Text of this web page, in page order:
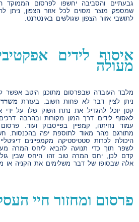
גבעתיים והסביבה יחשפו לפרסום
שמספק מוצר מסוים לכל אזור הצפון, ניתן
לתושבי אזור הצפון שגולשים באינטרנט.
איסוף לידים
מעולה
מלבד העובדה שבפרסום מתוכנן היטב אפשר
ניתן לציין דבר לא פחות חשוב. בעזרת
קטן יוכל להגדיל את נתח השוק שלו על ידי
לאסוף לידים דרך המון מקורות ובהרבה
עמוד נחיתה, קמפיין בפייסבוק ועוד.
מתורגם מהר מאוד לתוספת יפה בהכנסות.
היכולת לכרות סטטיסטיקה מקמפיינים
לשפר תוך כדי תנועה להביא ליחס המרה
קדם לכן, יחס המרה טוב זהו היחס שבין
אלה שבסופו של דבר משלימים את הקניה או
פרסום ומחזור חיי